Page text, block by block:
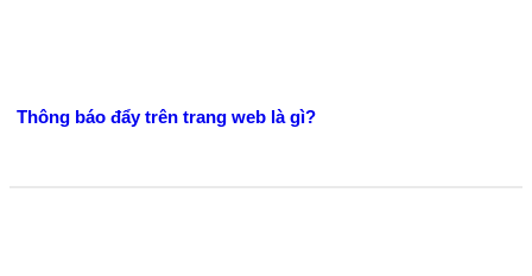
Thông báo đẩy trên trang web là gì?